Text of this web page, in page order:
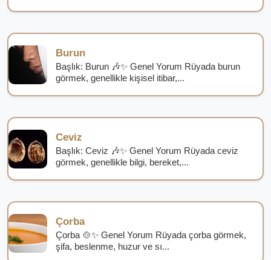
Burun
Başlık: Burun 🎶✨ Genel Yorum Rüyada burun
görmek, genellikle kişisel itibar,...
Ceviz
Başlık: Ceviz 🎶✨ Genel Yorum Rüyada ceviz
görmek, genellikle bilgi, bereket,...
Çorba
Çorba 🍲✨ Genel Yorum Rüyada çorba görmek,
şifa, beslenme, huzur ve sı...